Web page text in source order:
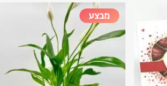
מבצע